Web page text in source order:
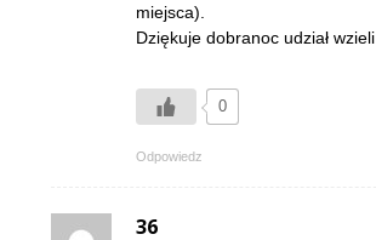
miejsca).
Dziękuje dobranoc udział wzieli
0
Odpowiedz
36